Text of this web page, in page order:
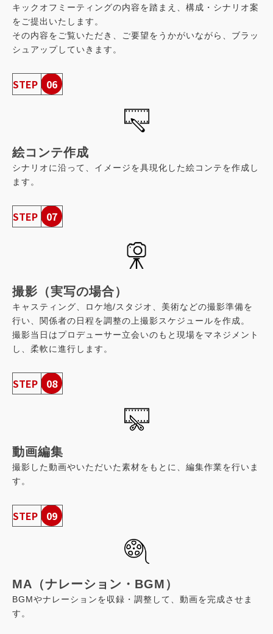
キックオフミーティングの内容を踏まえ、構成・シナリオ案
をご提出いたします。
その内容をご覧いただき、ご要望をうかがいながら、ブラッ
シュアップしていきます。
STEP 06
絵コンテ作成
シナリオに沿って、イメージを具現化した絵コンテを作成し
ます。
STEP 07
撮影（実写の場合）
キャスティング、ロケ地/スタジオ、美術などの撮影準備を
行い、関係者の日程を調整の上撮影スケジュールを作成。
撮影当日はプロデューサー立会いのもと現場をマネジメント
し、柔軟に進行します。
STEP 08
動画編集
撮影した動画やいただいた素材をもとに、編集作業を行いま
す。
STEP 09
MA（ナレーション・BGM）
BGMやナレーションを収録・調整して、動画を完成させま
す。